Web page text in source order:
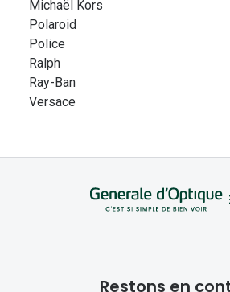
Michaël Kors
Polaroid
Police
Ralph
Ray-Ban
Versace
Restons en